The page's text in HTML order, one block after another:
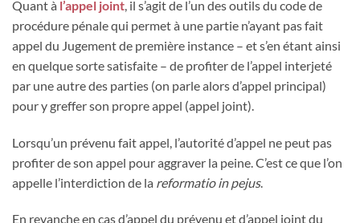
Quant à l’appel joint , il s’agit de l’un des outils du code de
procédure pénale qui permet à une partie n’ayant pas fait
appel du Jugement de première instance – et s’en étant ainsi
en quelque sorte satisfaite – de profiter de l’appel interjeté
par une autre des parties (on parle alors d’appel principal)
pour y greffer son propre appel (appel joint).
Lorsqu’un prévenu fait appel, l’autorité d’appel ne peut pas
profiter de son appel pour aggraver la peine. C’est ce que l’on
appelle l’interdiction de la reformatio in pejus.
En revanche en cas d’appel du prévenu et d’appel joint du